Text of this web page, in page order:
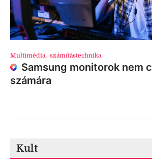
Multimédia, számítástechnika
Samsung monitorok nem
számára
Kult